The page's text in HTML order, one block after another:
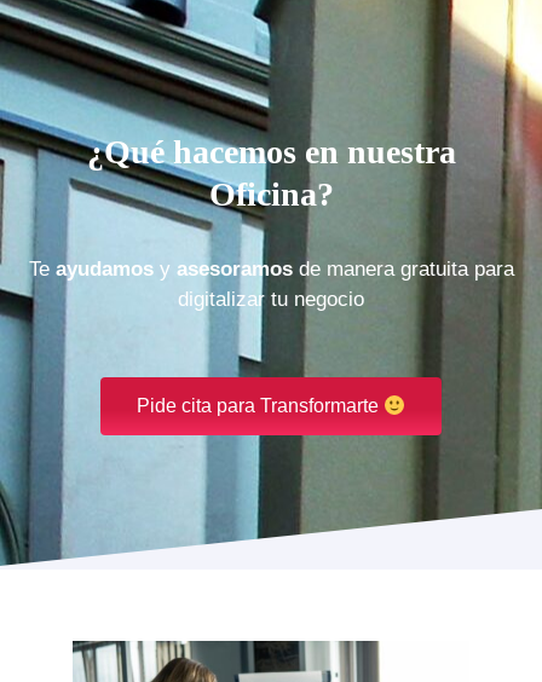
¿Qué hacemos en nuestra
Oficina?
Teayudamosy asesoramosde manera gratuita para
digitalizar tu negocio
Pide cita para Transformarte